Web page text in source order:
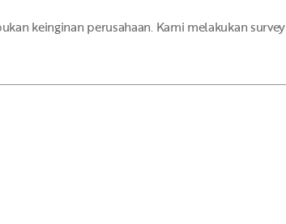
keinginan perusahaan. Kami melakukan survey